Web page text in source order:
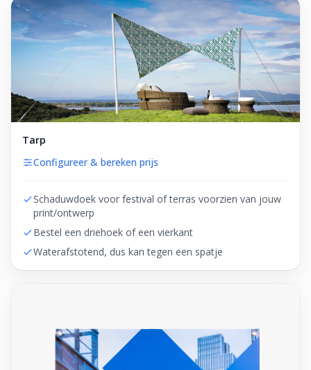
Tarp
Configureer & bereken prijs
Schaduwdoek voor festival of terras voorzien van jouw
print/ontwerp
Bestel een driehoek of een vierkant
Waterafstotend, dus kan tegen een spatje